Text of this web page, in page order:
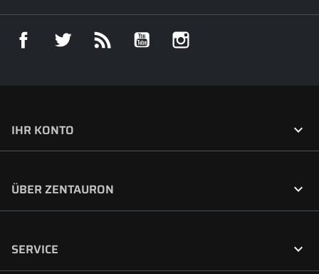
Facebook Twitter RSS YouTube
IHR KONTO 
ÜBER ZENTAURON 
SERVICE 